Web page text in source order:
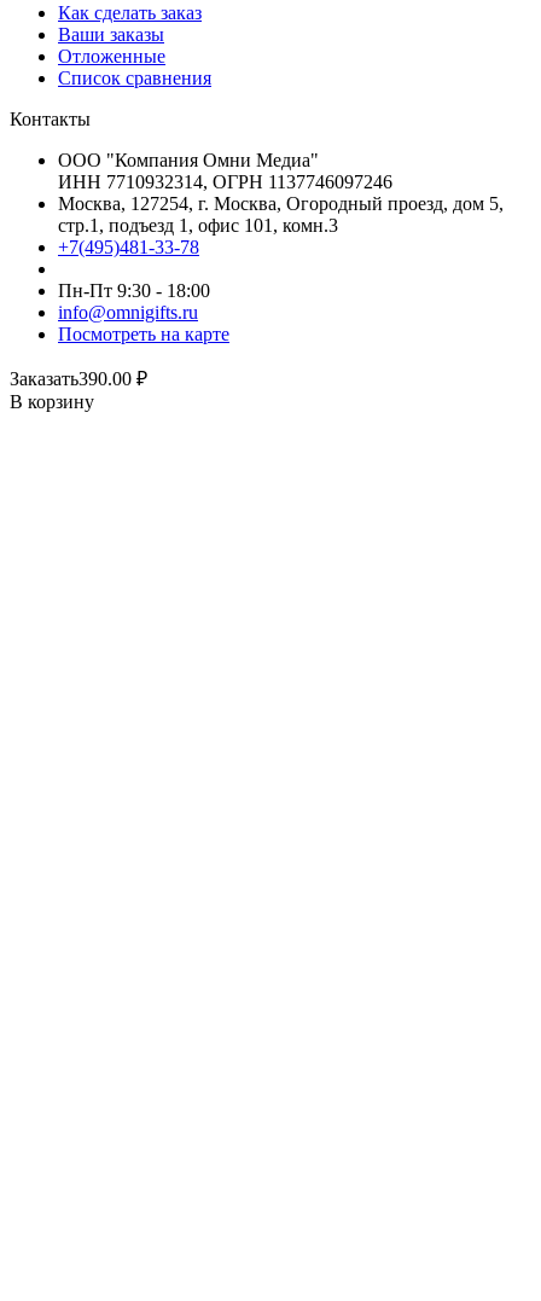
Как сделать заказ
Ваши заказы
Отложенные
Список сравнения
Контакты
ООО "Компания Омни Медиа"
ИНН 7710932314, ОГРН 1137746097246
Москва, 127254, г. Москва, Огородный проезд, дом 5,
стр.1, подъезд 1, офис 101, комн.3
+7(495)481-33-78
Пн-Пт 9:30 - 18:00
info@omnigifts.ru
Посмотреть на карте
Заказать390.00 ₽
В корзину